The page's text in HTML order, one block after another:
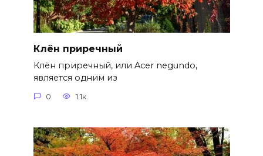
Клён приречный
Клён приречный, или Acer negundo,
является одним из
0 1.1к.